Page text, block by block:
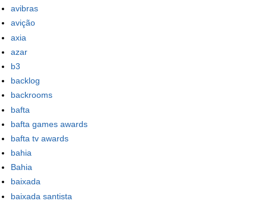
avibras
avição
axia
azar
b3
backlog
backrooms
bafta
bafta games awards
bafta tv awards
bahia
Bahia
baixada
baixada santista